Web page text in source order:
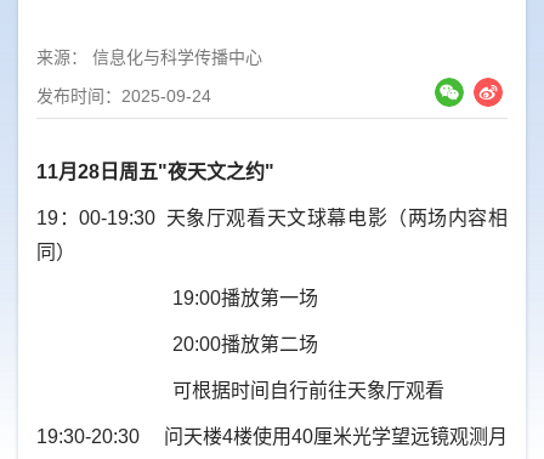
来源： 信息化与科学传播中心
发布时间：2025-09-24
11月28日周五"夜天文之约"
19：00-19:30 天象厅观看天文球幕电影（两场内容相
同）
19:00播放第一场
20:00播放第二场
可根据时间自行前往天象厅观看
19:30-20:30 问天楼4楼使用40厘米光学望远镜观测月